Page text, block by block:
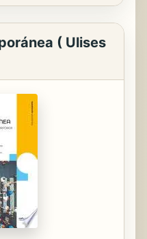
( Ulises